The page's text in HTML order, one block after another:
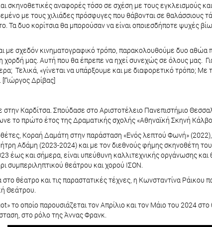
σκηνοθετικές αναφορές τόσο σε σχέση με τους εγκλεισμούς
με τους χιλιάδες πρόσφυγες που θάβονται σε θαλάσσιους
Τα δυο κορίτσια θα μπορούσαν να είναι οποιεσδήποτε ψυχές
με σχεδόν κινηματογραφικό τρόπο, παρακολουθούμε δυο αθώα
χορδή μας. Αυτή που θα έπρεπε να ηχεί συνεχώς σε όλους μας.
Τελικά, «γίνεται να υπάρξουμε και με διαφορετικό τρόπο;
Δρίβας]
Καρδίτσα. Σπούδασε στο Αριστοτέλειο Πανεπιστήμιο
το πρώτο έτος της Δραματικής σχολής «Αθηναϊκή Σκηνή
Κοραή Δαμάτη στην παράσταση «Ενός λεπτού Φωνή»
Αδάμη (2023-2024) και με τον διεθνούς φήμης σκηνοθέτη
έως και σήμερα, είναι υπεύθυνη καλλιτεχνικής οργάνωσης
συμπεριληπτικού θεάτρου και χορού ΙΣΟΝ.
θέατρο και τις παραστατικές τέχνες, η Κωνσταντίνα
Θεάτρου.
το οποίο παρουσιάζεται τον Απρίλιο και τον Μάιο του 2024
στο ρόλο της Άννας Φρανκ.